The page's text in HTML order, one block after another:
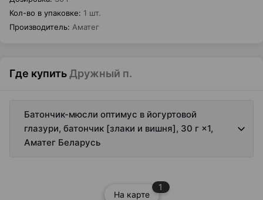
Кол-во в упаковке: 1 шт.
Производитель: Аматег
Где купитьДружный п.
Батончик-мюсли оптимус в йогуртовой
глазури, батончик [злаки и вишня], 30 г ×1,
Аматег Беларусь
На карте
1